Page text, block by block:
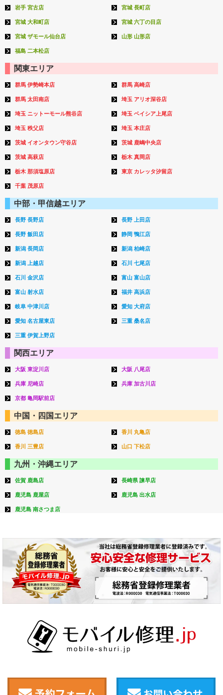
岩手 宮古店 宮城 長町店
宮城 大和町店 宮城 六丁の目店
宮城 ザモール仙台店 山形 山形店
福島 二本松店
関東エリア
群馬 伊勢崎本店 群馬 高崎店
群馬 太田南店 埼玉 アリオ深谷店
埼玉 ニットーモール熊谷店 埼玉 ベイシア上尾店
埼玉 秩父店 埼玉 本庄店
茨城 イオンタウン守谷店 茨城 鹿嶋中央店
茨城 高萩店 栃木 真岡店
栃木 那須塩原店 東京 カレッタ汐留店
千葉 茂原店
中部・甲信越エリア
長野 長野店 長野 上田店
長野 飯田店 静岡 鴨江店
新潟 長岡店 新潟 柏崎店
新潟 上越店 石川 七尾店
石川 金沢店 富山 富山店
富山 射水店 福井 高浜店
岐阜 中津川店 愛知 大府店
愛知 名古屋東店 三重 桑名店
三重 伊賀上野店
関西エリア
大阪 東淀川店 大阪 八尾店
兵庫 尼崎店 兵庫 加古川店
京都 亀岡駅前店
中国・四国エリア
徳島 徳島店 香川 丸亀店
香川 三豊店 山口 下松店
九州・沖縄エリア
佐賀 鹿島店 長崎県 諫早店
鹿児島 鹿屋店 鹿児島 出水店
鹿児島 南さつま店